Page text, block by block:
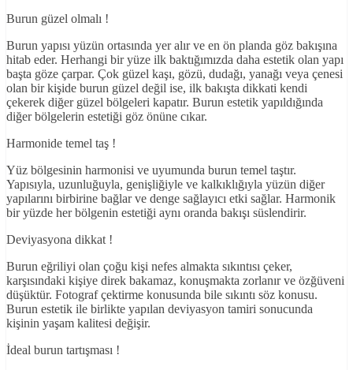
Burun güzel olmalı !
Burun yapısı yüzün ortasında yer alır ve en ön planda göz bakışına
hitab eder. Herhangi bir yüze ilk baktığımızda daha estetik olan yapı
başta göze çarpar. Çok güzel kaşı, gözü, dudağı, yanağı veya çenesi
olan bir kişide burun güzel değil ise, ilk bakışta dikkati kendi
çekerek diğer güzel bölgeleri kapatır. Burun estetik yapıldığında
diğer bölgelerin estetiği göz önüne cıkar.
Harmonide temel taş !
Yüz bölgesinin harmonisi ve uyumunda burun temel taştır.
Yapısıyla, uzunluğuyla, genişliğiyle ve kalkıklığıyla yüzün diğer
yapılarını birbirine bağlar ve denge sağlayıcı etki sağlar. Harmonik
bir yüzde her bölgenin estetiği aynı oranda bakışı süslendirir.
Deviyasyona dikkat !
Burun eğriliyi olan çoğu kişi nefes almakta sıkıntısı çeker,
karşısındaki kişiye direk bakamaz, konuşmakta zorlanır ve özğüveni
düşüktür. Fotograf çektirme konusunda bile sıkıntı söz konusu.
Burun estetik ile birlikte yapılan deviyasyon tamiri sonucunda
kişinin yaşam kalitesi değişir.
İdeal burun tartışması !